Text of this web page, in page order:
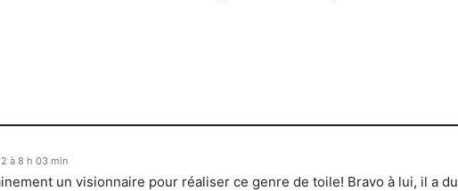
à 8 h 03 min
un visionnaire pour réaliser ce genre de toile! Bravo à lui, il a du